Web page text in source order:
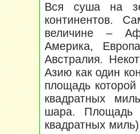
Вся суша на
континентов.
величине –
Америка,
Австралия.
Азию как один
площадь
квадратных
шара.
квадратных